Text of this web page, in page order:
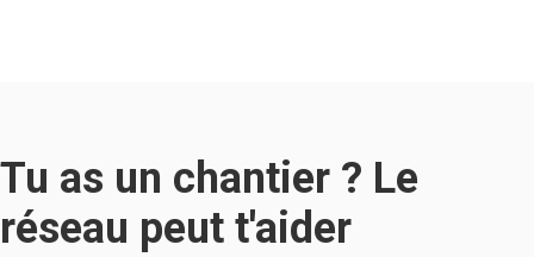
Tu as un chantier ? Le
réseau peut t'aider